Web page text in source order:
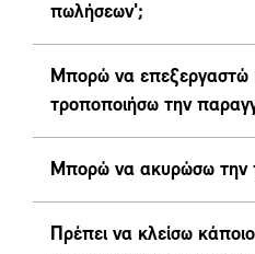
πωλήσεων';
Μπορώ να επεξεργαστώ
τροποποιήσω την
Μπορώ να ακυρώσω την
Πρέπει να κλείσω